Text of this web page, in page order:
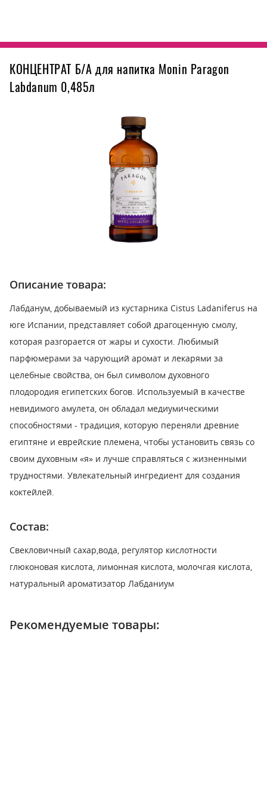
КОНЦЕНТРАТ Б/А для напитка Monin Paragon
Labdanum 0,485л
Описание товара:
Лабданум, добываемый из кустарника Cistus Ladaniferus на
юге Испании, представляет собой драгоценную смолу,
которая разгорается от жары и сухости. Любимый
парфюмерами за чарующий аромат и лекарями за
целебные свойства, он был символом духовного
плодородия египетских богов. Используемый в качестве
невидимого амулета, он обладал медиумическими
способностями - традиция, которую переняли древние
египтяне и еврейские племена, чтобы установить связь со
своим духовным «я» и лучше справляться с жизненными
трудностями. Увлекательный ингредиент для создания
коктейлей.
Состав:
Свекловичный сахар,вода, регулятор кислотности
глюконовая кислота, лимонная кислота, молочгая кислота,
натуральный ароматизатор Лабданиум
Рекомендуемые товары: